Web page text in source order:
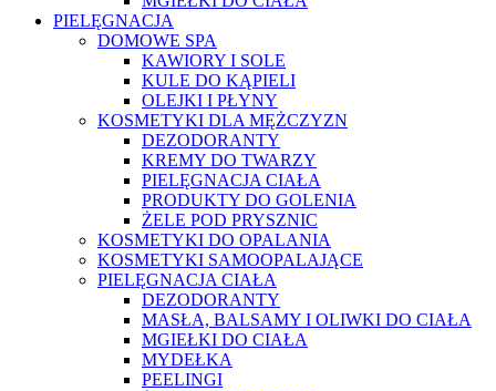
PIELĘGNACJA
DOMOWE SPA
KAWIORY I SOLE
KULE DO KĄPIELI
OLEJKI I PŁYNY
KOSMETYKI DLA MĘŻCZYZN
DEZODORANTY
KREMY DO TWARZY
PIELĘGNACJA CIAŁA
PRODUKTY DO GOLENIA
ŻELE POD PRYSZNIC
KOSMETYKI DO OPALANIA
KOSMETYKI SAMOOPALAJĄCE
PIELĘGNACJA CIAŁA
DEZODORANTY
MASŁA, BALSAMY I OLIWKI DO CIAŁA
MGIEŁKI DO CIAŁA
MYDEŁKA
PEELINGI